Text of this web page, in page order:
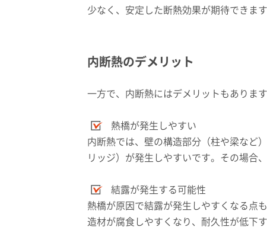
少なく、安定した断熱効果が期待できます
内断熱のデメリット
一方で、内断熱にはデメリットもあります
熱橋が発生しやすい
内断熱では、壁の構造部分（柱や梁など
リッジ）が発生しやすいです。その場合
結露が発生する可能性
熱橋が原因で結露が発生しやすくなる点
造材が腐食しやすくなり、耐久性が低下